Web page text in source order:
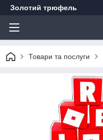
Золотий трюфель
Товари та послуги